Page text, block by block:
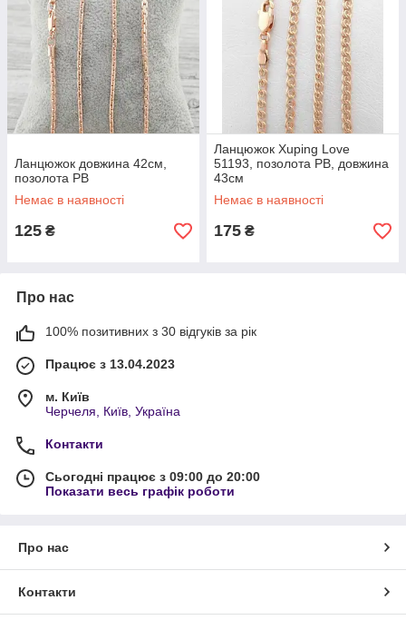
Ланцюжок довжина 42см,
позолота РВ
Немає в наявності
125 ₴
Ланцюжок Xuping Love
51193, позолота РВ, довжина
43см
Немає в наявності
175 ₴
Про нас
100% позитивних з 30 відгуків за рік
Працює з 13.04.2023
м. Київ
Черчеля, Київ, Україна
Контакти
Сьогодні працює з 09:00 до 20:00
Показати весь графік роботи
Про нас
Контакти